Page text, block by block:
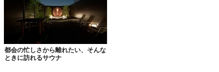
これまでの1号車、2号車がバスのモチーフを色濃く残していたの
に対し、3号車は静岡茶をテーマにしたデザインが特徴。
サウナ室は茶畑をイメージした段々畑のような座席配置で、座る
だけでなく横になってくつろぐことも可能。
都会の忙しさから離れたい、そんな
ときに訪れるサウナ